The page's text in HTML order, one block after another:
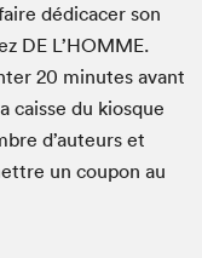
dédi­cac­er son
DE L’HOMME.
20 min­utes avant
caisse du kiosque
d’auteurs et
un coupon au